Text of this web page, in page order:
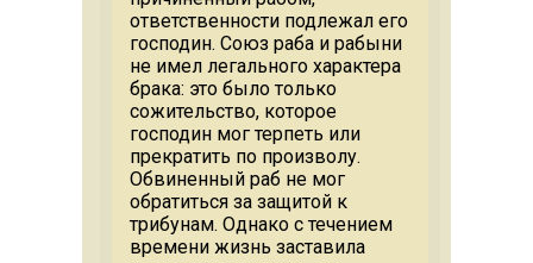
ответственности подлежал его
господин. Союз раба и рабыни
не имел легального характера
брака: это было только
сожительство, которое
господин мог терпеть или
прекратить по произволу.
Обвиненный раб не мог
обратиться за защитой к
трибунам. Однако с течением
времени жизнь заставила